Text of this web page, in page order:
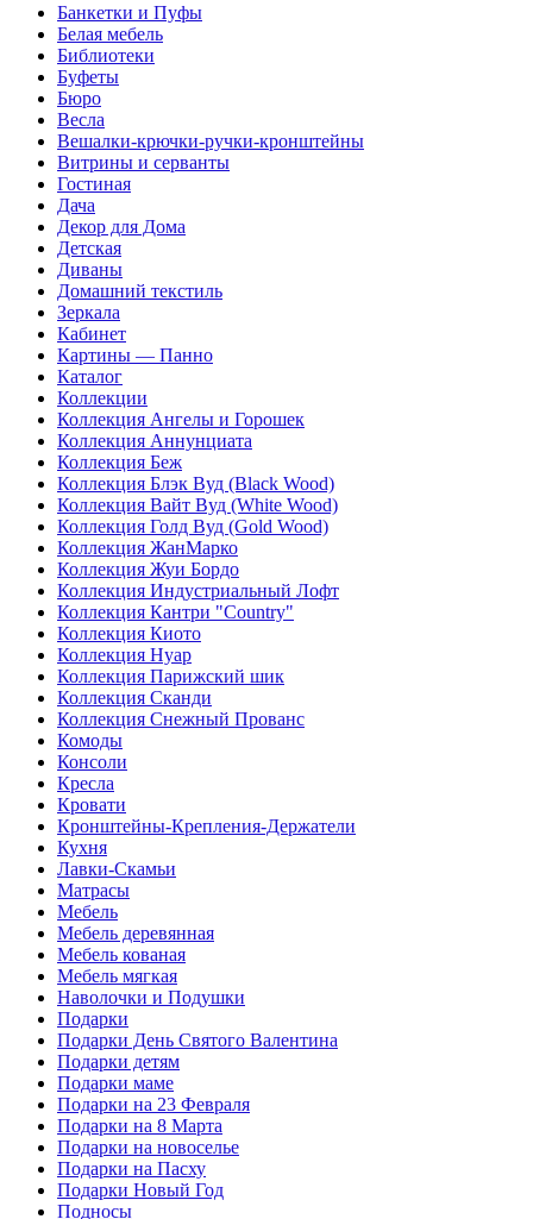
Банкетки и Пуфы
Белая мебель
Библиотеки
Буфеты
Бюро
Весла
Вешалки-крючки-ручки-кронштейны
Витрины и серванты
Гостиная
Дача
Декор для Дома
Детская
Диваны
Домашний текстиль
Зеркала
Кабинет
Картины — Панно
Каталог
Коллекции
Коллекция Ангелы и Горошек
Коллекция Аннунциата
Коллекция Беж
Коллекция Блэк Вуд (Black Wood)
Коллекция Вайт Вуд (White Wood)
Коллекция Голд Вуд (Gold Wood)
Коллекция ЖанМарко
Коллекция Жуи Бордо
Коллекция Индустриальный Лофт
Коллекция Кантри "Country"
Коллекция Киото
Коллекция Нуар
Коллекция Парижский шик
Коллекция Сканди
Коллекция Снежный Прованс
Комоды
Консоли
Кресла
Кровати
Кронштейны-Крепления-Держатели
Кухня
Лавки-Скамьи
Матрасы
Мебель
Мебель деревянная
Мебель кованая
Мебель мягкая
Наволочки и Подушки
Подарки
Подарки День Святого Валентина
Подарки детям
Подарки маме
Подарки на 23 Февраля
Подарки на 8 Марта
Подарки на новоселье
Подарки на Пасху
Подарки Новый Год
Подносы